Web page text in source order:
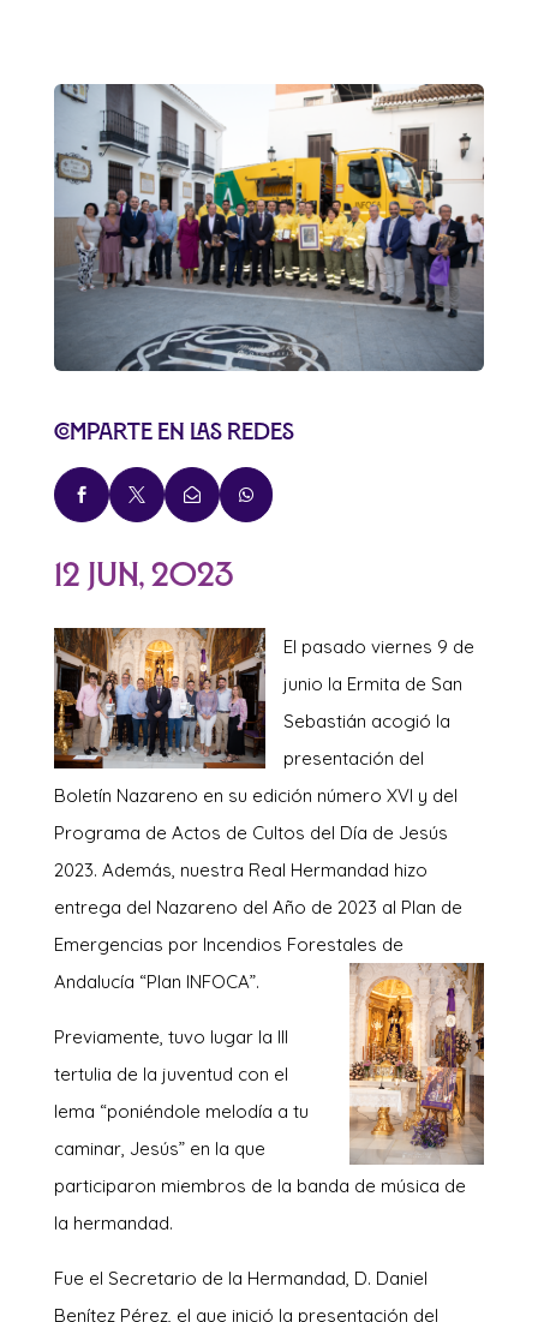
Comparte en las redes
   
12 Jun, 2023
El pasado viernes 9 de
junio la Ermita de San
Sebastián acogió la
presentación del
Boletín Nazareno en su edición número XVI y del
Programa de Actos de Cultos del Día de Jesús
2023. Además, nuestra Real Hermandad hizo
entrega del Nazareno del Año de 2023 al Plan de
Emergencias por Incendios Forestales de
Andalucía “Plan INFOCA”.
Previamente, tuvo lugar la III
tertulia de la juventud con el
lema “poniéndole melodía a tu
caminar, Jesús” en la que
participaron miembros de la banda de música de
la hermandad.
Fue el Secretario de la Hermandad, D. Daniel
Benítez Pérez, el que inició la presentación del